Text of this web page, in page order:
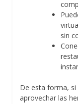
sin
De esta forma,
aprovechar las